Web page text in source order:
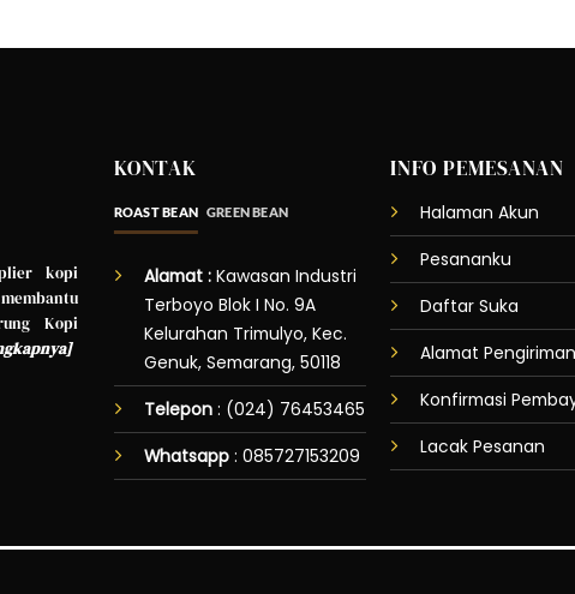
kopi
Kopi
]
KONTAK
ROAST BEAN GREEN BEAN
Alamat :Kawasan Industri
Terboyo Blok I No. 9A
Kelurahan Trimulyo, Kec.
Genuk, Semarang, 50118
Telepon: (024) 76453465
Whatsapp: 085727153209
INFO PEMESANAN
Halaman Akun
Pesananku
Daftar Suka
Alamat Pengiriman
Konfirmasi
Lacak Pesanan